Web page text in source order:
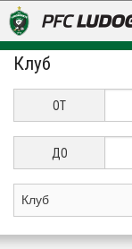
НОВИНИ & ГАЛЕРИИ
LUDOGORETS TV
СТАДИОН & БАЗИ
Клуб
ОТ
ДО